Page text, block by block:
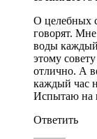
О целебных
говорят.
воды
этому
отлично. А
каждый час
Испытаю на
Ответить